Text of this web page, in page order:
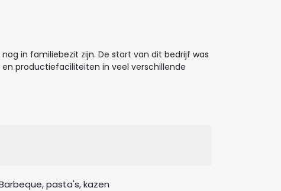
in familiebezit zijn. De start van dit bedrijf was
productiefaciliteiten in veel verschillende
pasta's, kazen